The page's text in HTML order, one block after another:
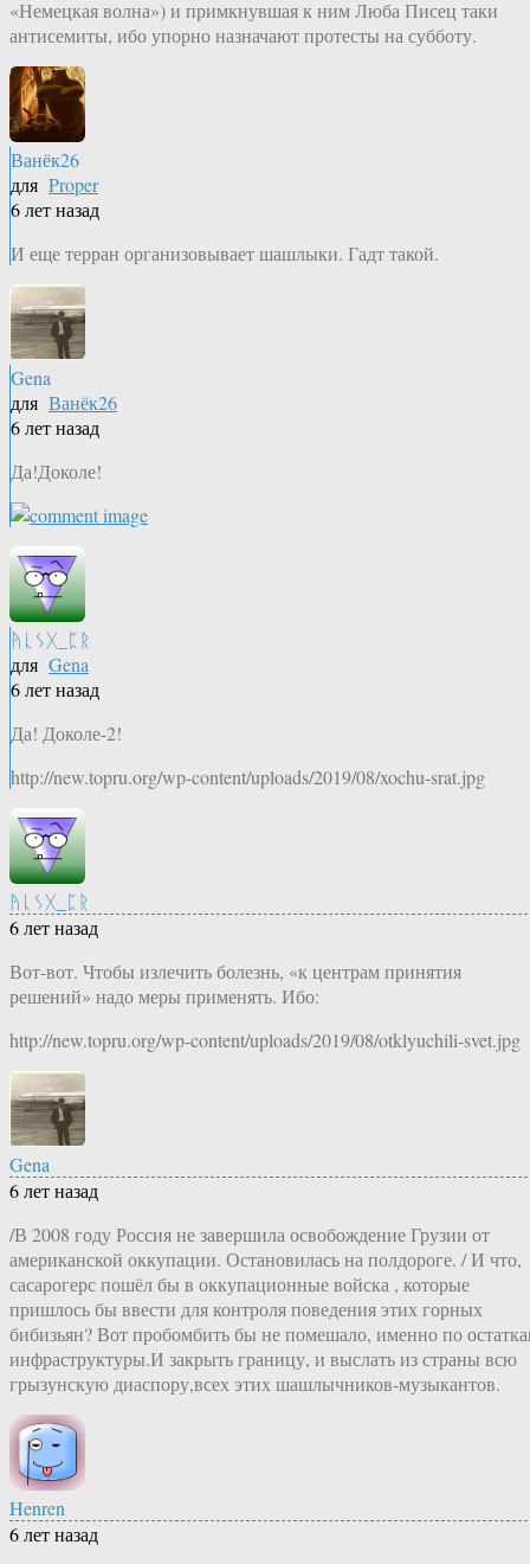
«Немецкая волна») и примкнувшая к ним Люба Писец таки
антисемиты, ибо упорно назначают протесты на субботу.
Ванёк26
для Proper
6 лет назад
И еще терран организовывает шашлыки. Гадт такой.
Gena
для Ванёк26
6 лет назад
Да!Доколе!
ᚤᚳᛊᚷ_ᛈᚱ
для Gena
6 лет назад
Да! Доколе-2!
http://new.topru.org/wp-content/uploads/2019/08/xochu-srat.jpg
ᚤᚳᛊᚷ_ᛈᚱ
6 лет назад
Вот-вот. Чтобы излечить болезнь, «к центрам принятия
решений» надо меры применять. Ибо:
http://new.topru.org/wp-content/uploads/2019/08/otklyuchili-svet.jpg
Gena
6 лет назад
/В 2008 году Россия не завершила освобождение Грузии от
американской оккупации. Остановилась на полдороге. / И что,
сасарогерс пошёл бы в оккупационные войска , которые
пришлось бы ввести для контроля поведения этих горных
бибизьян? Вот пробомбить бы не помешало, именно по
инфраструктуры.И закрыть границу, и выслать из страны всю
грызунскую диаспору,всех этих шашлычников-музыкантов.
Henren
6 лет назад